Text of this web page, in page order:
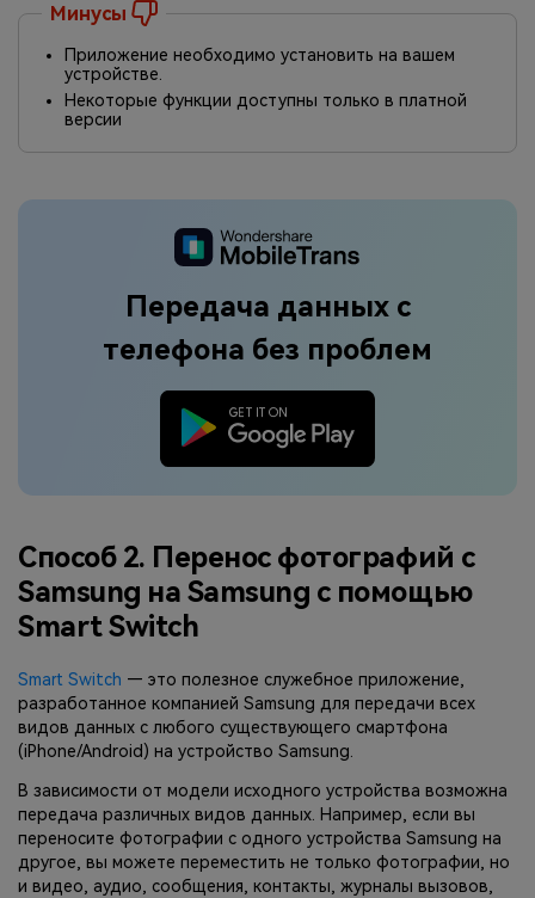
Минусы
Приложение необходимо установить на вашем
устройстве.
Некоторые функции доступны только в платной
версии
Передача данных с
телефона без проблем
Способ 2. Перенос фотографий с
Samsung на Samsung с помощью
Smart Switch
Smart Switch — это полезное служебное приложение,
разработанное компанией Samsung для передачи всех
видов данных с любого существующего смартфона
(iPhone/Android) на устройство Samsung.
В зависимости от модели исходного устройства возможна
передача различных видов данных. Например, если вы
переносите фотографии с одного устройства Samsung на
другое, вы можете переместить не только фотографии, но
и видео, аудио, сообщения, контакты, журналы вызовов,